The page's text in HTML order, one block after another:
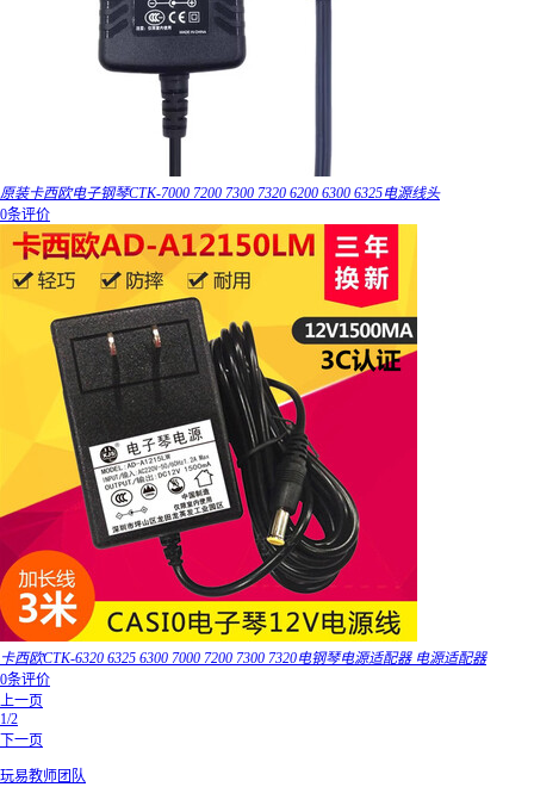
原装卡西欧电子钢琴CTK-7000 7200 7300 7320 6200 6300 6325电源线头
0条评价
卡西欧CTK-6320 6325 6300 7000 7200 7300 7320电钢琴电源适配器 电源适配器
0条评价
上一页
1/2
下一页
玩易教师团队